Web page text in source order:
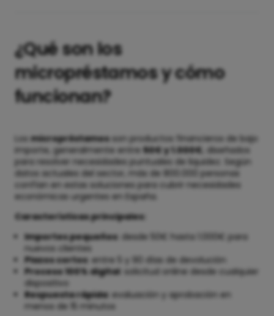
¿Qué son los
micropréstamos y cómo
funcionan?
Los micropréstamosson productos financieros de bajo
importe, generalmente entre 50€ y 1.000€ , diseñados
para resolver necesidades puntuales de liquidez. Según
datos actuales del sector, más de 800.000 personas
confían en estas soluciones para cubrir necesidades
económicas urgentes en España.
Características principales:
Importes pequeños: desde 50€ hasta 1.000€ para
nuevos clientes
Plazos cortos: entre 5 y 90 días de devolución
Proceso 100% digital: solicitud online desde cualquier
dispositivo
Respuesta rápida: evaluación y aprobación en
menos de 15 minutos